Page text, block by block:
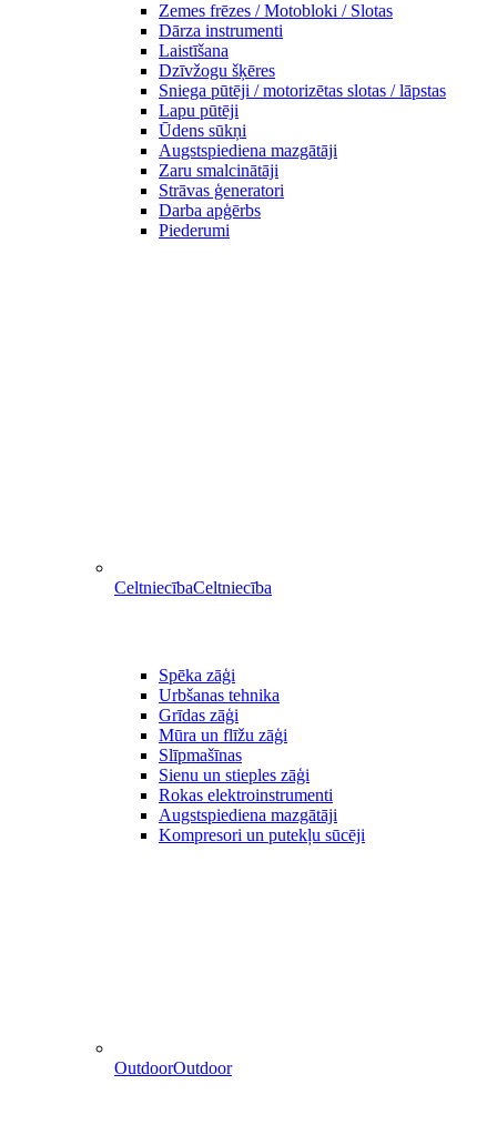
Zemes frēzes / Motobloki / Slotas
Dārza instrumenti
Laistīšana
Dzīvžogu šķēres
Sniega pūtēji / motorizētas slotas / lāpstas
Lapu pūtēji
Ūdens sūkņi
Augstspiediena mazgātāji
Zaru smalcinātāji
Strāvas ģeneratori
Darba apģērbs
Piederumi
CeltniecībaCeltniecība
Spēka zāģi
Urbšanas tehnika
Grīdas zāģi
Mūra un flīžu zāģi
Slīpmašīnas
Sienu un stieples zāģi
Rokas elektroinstrumenti
Augstspiediena mazgātāji
Kompresori un putekļu sūcēji
OutdoorOutdoor